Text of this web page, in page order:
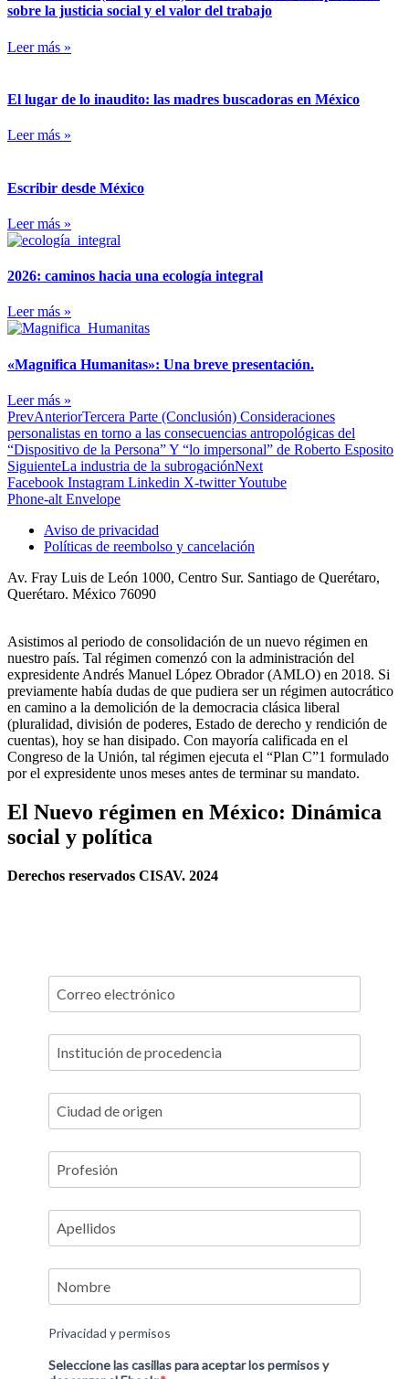
sobre la justicia social y el valor del trabajo
Leer más »
El lugar de lo inaudito: las madres buscadoras en México
Leer más »
Escribir desde México
Leer más »
2026: caminos hacia una ecología integral
Leer más »
«Magnifica Humanitas»: Una breve presentación.
Leer más »
PrevAnteriorTercera Parte (Conclusión) Consideraciones
personalistas en torno a las consecuencias antropológicas del
“Dispositivo de la Persona” Y “lo impersonal” de Roberto Esposito
SiguienteLa industria de la subrogaciónNext
Facebook Instagram Linkedin X-twitterYoutube
Phone-alt Envelope
Aviso de privacidad
Políticas de reembolso y cancelación
Av. Fray Luis de León 1000, Centro Sur. Santiago de Querétaro,
Querétaro. México 76090
Asistimos al periodo de consolidación de un nuevo régimen en
nuestro país. Tal régimen comenzó con la administración del
expresidente Andrés Manuel López Obrador (AMLO) en 2018. Si
previamente había dudas de que pudiera ser un régimen autocrático
en camino a la demolición de la democracia clásica liberal
(pluralidad, división de poderes, Estado de derecho y rendición de
cuentas), hoy se han disipado. Con mayoría calificada en el
Congreso de la Unión, tal régimen ejecuta el “Plan C”1 formulado
por el expresidente unos meses antes de terminar su mandato.
El Nuevo régimen en México: Dinámica
social y política
Derechos reservados CISAV. 2024